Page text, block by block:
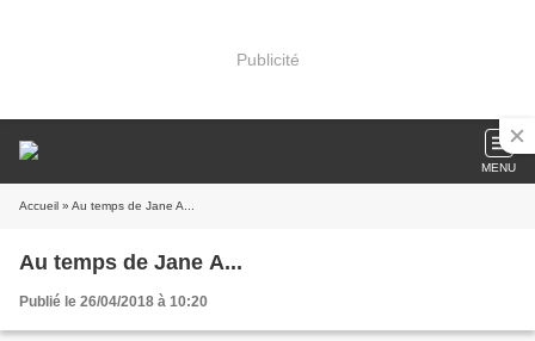
Publicité
MENU
Accueil » Au temps de Jane A...
Au temps de Jane A...
Publié le 26/04/2018 à 10:20